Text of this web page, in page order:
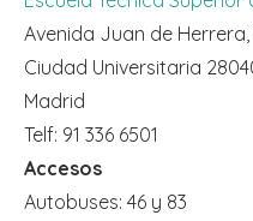
Avenida Juan de Herrera,
Ciudad Universitaria
Madrid
Telf: 91 336 6501
Accesos
Autobuses: 46 y 83